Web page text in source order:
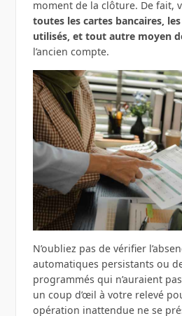
moment de la clôture. De fait,
toutes les cartes bancaires,
utilisés, et tout autre moyen
l’ancien compte.
N’oubliez pas de vérifier
automatiques persistants ou
programmés qui n’auraient
un coup d’œil à votre relevé
opération inattendue ne se